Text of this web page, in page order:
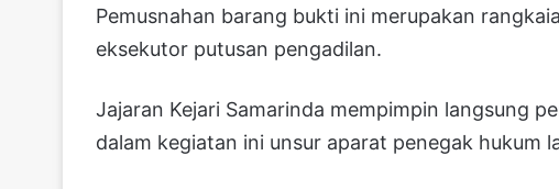
Pemusnahan barang bukti ini merupakan
eksekutor putusan pengadilan.
Jajaran Kejari Samarinda mempimpin langsung
dalam kegiatan ini unsur aparat penegak hukum